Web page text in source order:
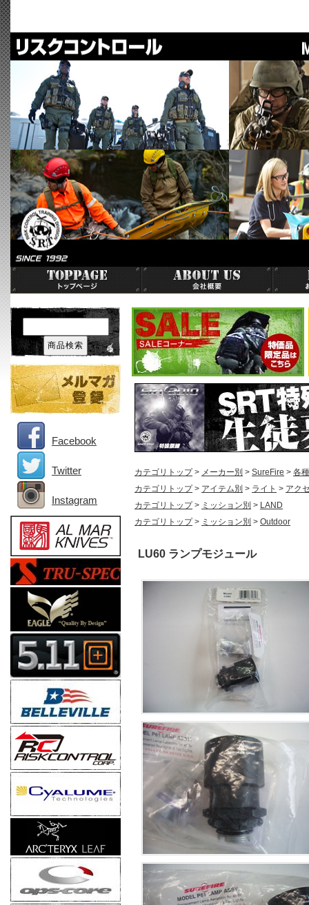
カテゴリトップ> メーカー別 > SureFire > 各
カテゴリトップ> アイテム別 > ライト > アク
カテゴリトップ> ミッション別 > LAND
カテゴリトップ> ミッション別 > Outdoor
LU60 ランプモジュール
Facebook
Twitter
Instagram